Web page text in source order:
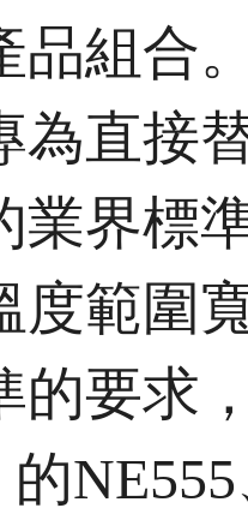
品組合
直接
業界標
度範圍
的要求
的